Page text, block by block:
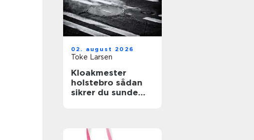
02. august 2026
Toke Larsen
Kloakmester
holstebro sådan
sikrer du sunde